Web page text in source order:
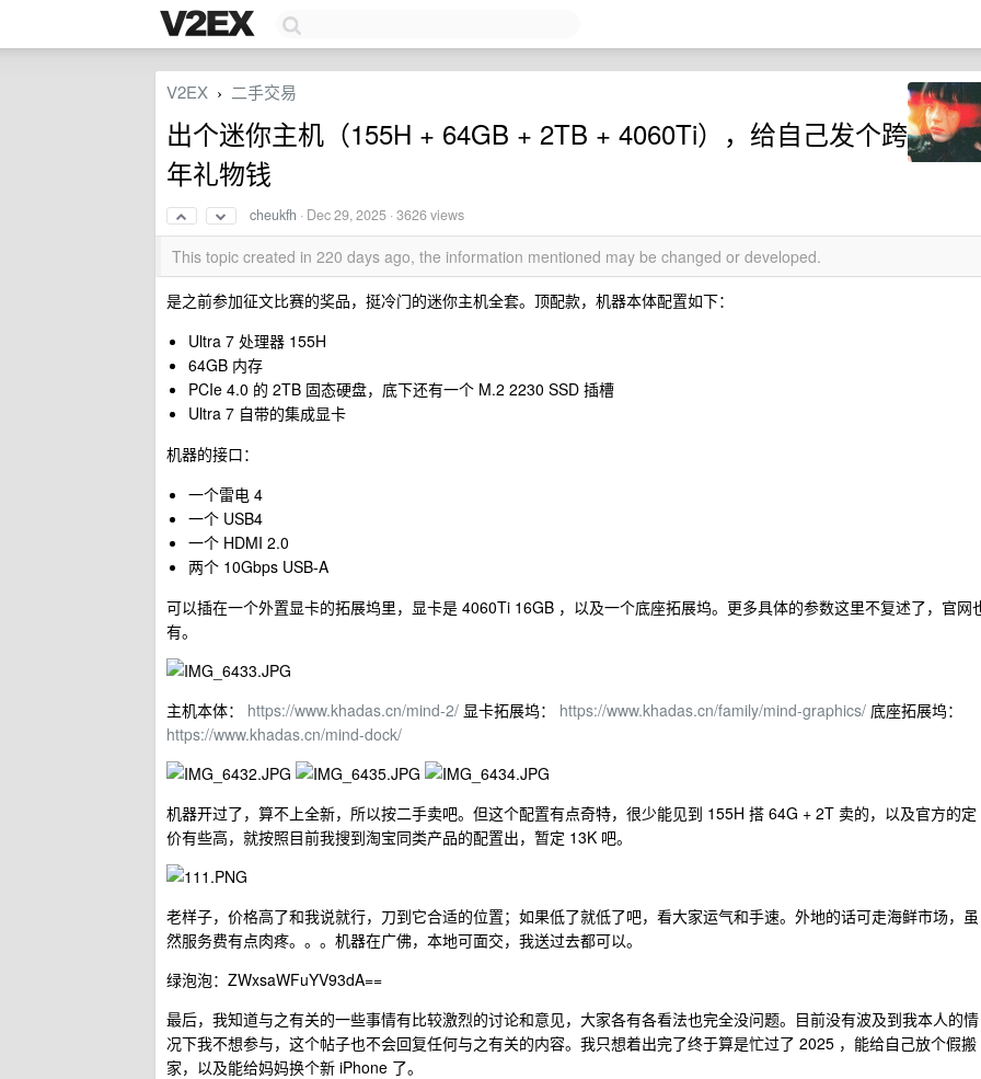
V2EX › 二手交易
出个迷你主机（155H + 64GB + 2TB + 4060Ti），给自己发个跨
年礼物钱
cheukfh · Dec 29, 2025 · 3626 views
This topic created in 220 days ago, the information mentioned may be changed or developed.
是之前参加征文比赛的奖品，挺冷门的迷你主机全套。顶配款，机器本体配置如下：
Ultra 7 处理器 155H
64GB 内存
PCIe 4.0 的 2TB 固态硬盘，底下还有一个 M.2 2230 SSD 插槽
Ultra 7 自带的集成显卡
机器的接口：
一个雷电 4
一个 USB4
一个 HDMI 2.0
两个 10Gbps USB-A
可以插在一个外置显卡的拓展坞里，显卡是 4060Ti 16GB ，以及一个底座拓展坞。更多具体的参数这里不复述了，官网
有。
主机本体： https://www.khadas.cn/mind-2/ 显卡拓展坞： https://www.khadas.cn/family/mind-graphics/ 底座拓展坞：
https://www.khadas.cn/mind-dock/
机器开过了，算不上全新，所以按二手卖吧。但这个配置有点奇特，很少能见到 155H 搭 64G + 2T 卖的，以及官方的定
价有些高，就按照目前我搜到淘宝同类产品的配置出，暂定 13K 吧。
老样子，价格高了和我说就行，刀到它合适的位置；如果低了就低了吧，看大家运气和手速。外地的话可走海鲜市场，虽
然服务费有点肉疼。。。机器在广佛，本地可面交，我送过去都可以。
绿泡泡：ZWxsaWFuYV93dA==
最后，我知道与之有关的一些事情有比较激烈的讨论和意见，大家各有各看法也完全没问题。目前没有波及到我本人的情
况下我不想参与，这个帖子也不会回复任何与之有关的内容。我只想着出完了终于算是忙过了 2025 ，能给自己放个假搬
家，以及能给妈妈换个新 iPhone 了。